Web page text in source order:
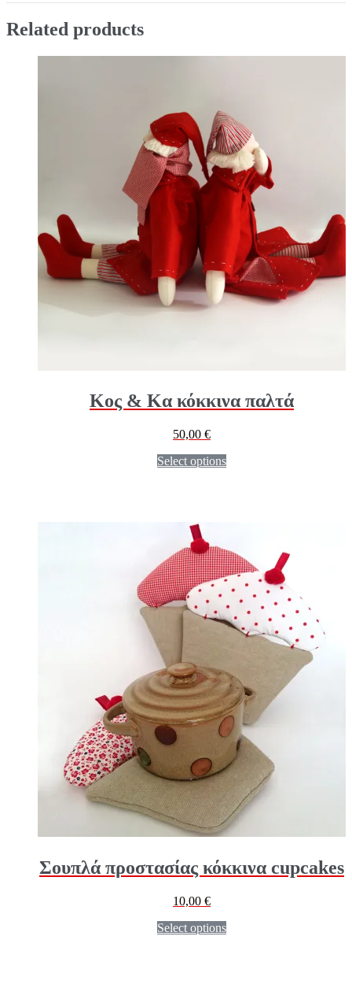
Related products
Κος & Κα κόκκινα παλτά
50,00 €
Select options
Σουπλά προστασίας κόκκινα cupcakes
10,00 €
Select options